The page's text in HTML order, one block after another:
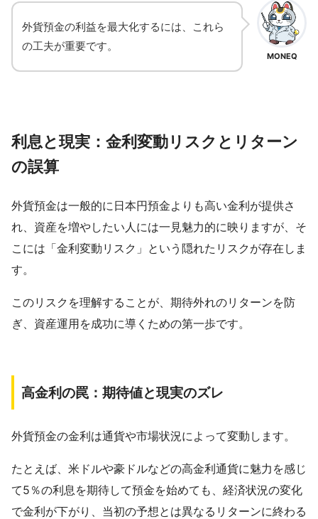
MONEQ
外貨預金の利益を最大化するには、これら
の工夫が重要です。
利息と現実：金利変動リスクとリターン
の誤算
外貨預金は一般的に日本円預金よりも高い金利が提供さ
れ、資産を増やしたい人には一見魅力的に映りますが、そ
こには「金利変動リスク」という隠れたリスクが存在しま
す。
このリスクを理解することが、期待外れのリターンを防
ぎ、資産運用を成功に導くための第一歩です。
高金利の罠：期待値と現実のズレ
外貨預金の金利は通貨や市場状況によって変動します。
たとえば、米ドルや豪ドルなどの高金利通貨に魅力を感じ
て5％の利息を期待して預金を始めても、経済状況の変化
で金利が下がり、当初の予想とは異なるリターンに終わる